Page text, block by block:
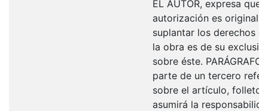
EL AUTOR, expresa
autorización es original
suplantar los derechos
la obra es de su
sobre éste.
parte de un tercero
sobre el artículo, folleto
asumirá la